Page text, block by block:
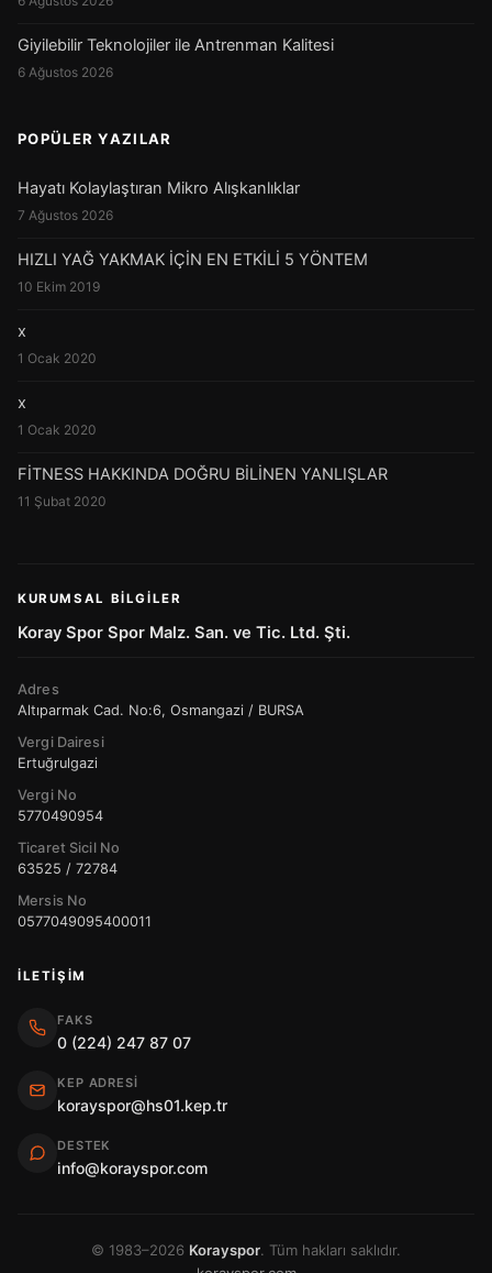
Giyilebilir Teknolojiler ile Antrenman Kalitesi
6 Ağustos 2026
POPÜLER YAZILAR
Hayatı Kolaylaştıran Mikro Alışkanlıklar
7 Ağustos 2026
HIZLI YAĞ YAKMAK İÇİN EN ETKİLİ 5 YÖNTEM
10 Ekim 2019
x
1 Ocak 2020
x
1 Ocak 2020
FİTNESS HAKKINDA DOĞRU BİLİNEN YANLIŞLAR
11 Şubat 2020
KURUMSAL BILGILER
Koray Spor Spor Malz. San. ve Tic. Ltd. Şti.
Adres
Altıparmak Cad. No:6, Osmangazi / BURSA
Vergi Dairesi
Ertuğrulgazi
Vergi No
5770490954
Ticaret Sicil No
63525 / 72784
Mersis No
0577049095400011
İLETIŞIM
FAKS
0 (224) 247 87 07
KEP ADRESI
korayspor@hs01.kep.tr
DESTEK
info@korayspor.com
© 1983–2026 Korayspor. Tüm hakları saklıdır.